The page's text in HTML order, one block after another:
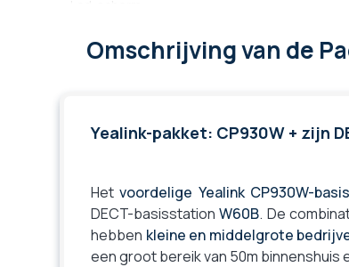
Hoofdtelefooningang
SD-geheugenkaart
Garantie
Gecertificeerd voor
Omschrijvingvan de
Yealink-pakket: CP930W + zijn
Hetvoordelige Yealink CP930W-
DECT-basisstationW60B. De
hebben kleine en middelgrote
een groot bereik van 50m binnenshuis